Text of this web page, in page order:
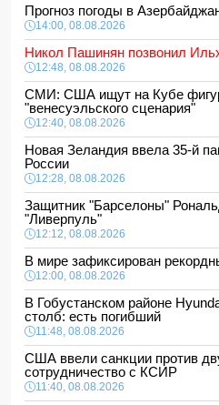
Прогноз погоды в
14:00, 08.08.2026
Никол Пашинян позвонил
12:48, 08.08.2026
СМИ: США ищут на Кубе
"венесуэльского сценария"
12:40, 08.08.2026
Новая Зеландия ввела 35-й
России
12:28, 08.08.2026
Защитник "Барселоны"
"Ливерпуль"
12:12, 08.08.2026
В мире зафиксирован
12:00, 08.08.2026
В Гобустанском районе
столб: есть погибший
11:48, 08.08.2026
США ввели санкции против
сотрудничество с КСИР
11:40, 08.08.2026